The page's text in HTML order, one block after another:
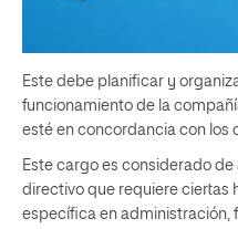
Este debe planificar y
funcionamiento de la
esté en concordancia con los
Este cargo es considerado
directivo que requiere ciertas
específica en administración,